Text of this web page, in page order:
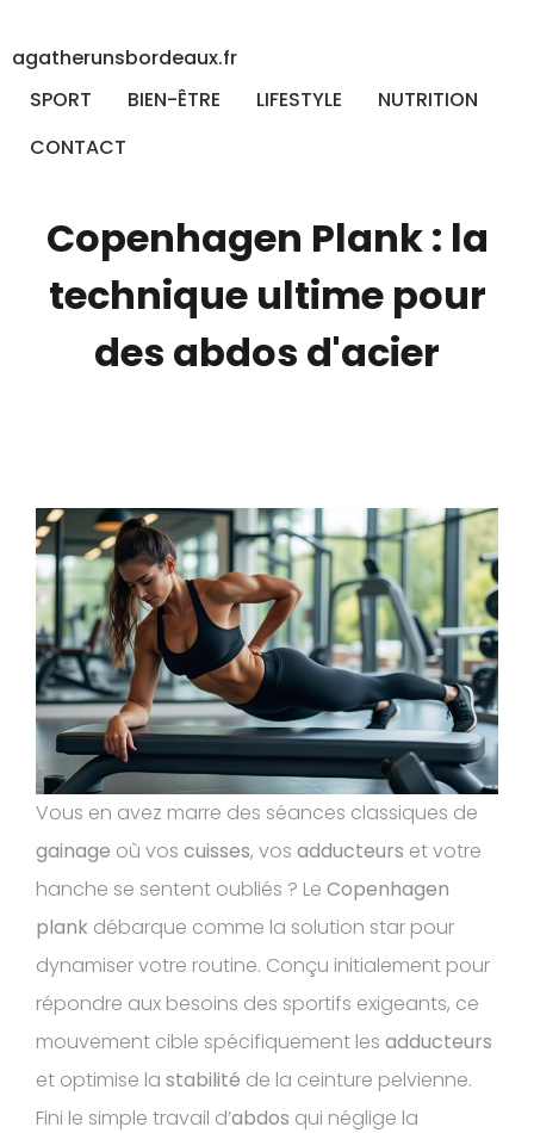
agatherunsbordeaux.fr
SPORT
BIEN-ÊTRE LIFESTYLE
NUTRITION
CONTACT
Copenhagen Plank : la
technique ultime pour
des abdos d'acier
Vous en avez marre des séances classiques de
gainage où vos cuisses, vos adducteurs et votre
hanche se sentent oubliés ? Le Copenhagen
plank débarque comme la solution star pour
dynamiser votre routine. Conçu initialement pour
répondre aux besoins des sportifs exigeants, ce
mouvement cible spécifiquement les adducteurs
et optimise la stabilité de la ceinture pelvienne.
Fini le simple travail d’abdos qui néglige la